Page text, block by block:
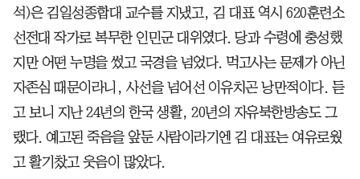
석)은 김일성종합대 교수를 지냈고, 김 대표 역시 620훈련소
선전대 작가로 복무한 인민군 대위였다. 당과 수령에 충성했
지만 어떤 누명을 썼고 국경을 넘었다. 먹고사는 문제가 아닌
자존심 때문이라니, 사선을 넘어선 이유치곤 낭만적이다. 듣
고 보니 지난 24년의 한국 생활, 20년의 자유북한방송도 그
랬다. 예고된 죽음을 앞둔 사람이라기엔 김 대표는 여유로웠
고 활기찼고 웃음이 많았다.